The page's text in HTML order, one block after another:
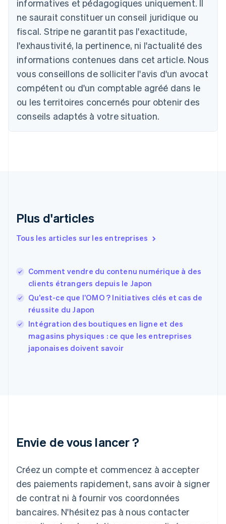
informatives et pédagogiques uniquement. Il
ne saurait constituer un conseil juridique ou
fiscal. Stripe ne garantit pas l'exactitude,
l'exhaustivité, la pertinence, ni l'actualité des
informations contenues dans cet article. Nous
vous conseillons de solliciter l'avis d'un avocat
compétent ou d'un comptable agréé dans le
ou les territoires concernés pour obtenir des
conseils adaptés à votre situation.
Plus d'articles
Tous les articles sur les entreprises
Comment vendre du contenu numérique à des
clients étrangers depuis le Japon
Qu’est-ce que l’OMO ? Initiatives clés et cas de
réussite du Japon
Intégration des boutiques en ligne et des
magasins physiques : ce que les entreprises
japonaises doivent savoir
Envie de vous lancer ?
Créez un compte et commencez à accepter
des paiements rapidement, sans avoir à signer
de contrat ni à fournir vos coordonnées
bancaires. N'hésitez pas à nous contacter
English
Autriche
Deutsch English
Belgique
NederlandsFrançaisDeutschEnglish
Brésil
Bulgarie
English
Canada
English Français
Chine continentale
Espagne
Estonie
EnglishEspañol简体中文
Finlande
English
France
FrançaisEnglish
Gibraltar
English
Grèce
English
Japon
Lettonie
English
Liechtenstein
DeutschEnglish
Lituanie